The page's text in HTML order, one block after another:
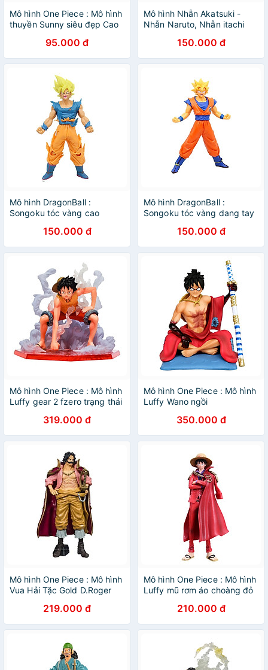
Mô hình One Piece : Mô hình
thuyền Sunny siêu đẹp Cao
95.000 đ
Mô hình Nhẫn Akatsuki -
Nhẫn Naruto, Nhẫn itachi
150.000 đ
Mô hình DragonBall :
Songoku tóc vàng cao
150.000 đ
Mô hình DragonBall :
Songoku tóc vàng dang tay
150.000 đ
Mô hình One Piece : Mô hình
Luffy gear 2 fzero trạng thái
319.000 đ
Mô hình One Piece : Mô hình
Luffy Wano ngồi
350.000 đ
Mô hình One Piece : Mô hình
Vua Hải Tặc Gold D.Roger
219.000 đ
Mô hình One Piece : Mô hình
Luffy mũ rơm áo choàng đỏ
210.000 đ